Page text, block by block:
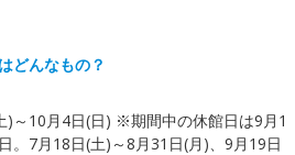
どんなもの？
)～10月4日(日) ※期間中の休館日は9月1
。7月18日(土)～8月31日(月)、9月19日